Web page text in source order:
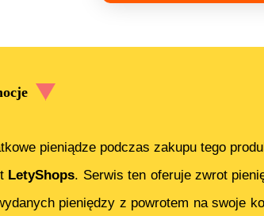
pieniądze podczas zakupu tego
LetyShops. Serwis ten oferuje zwrot
pieniędzy z powrotem na swoje